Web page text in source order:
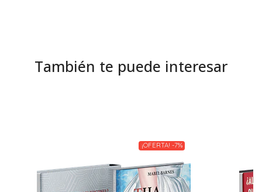
También te puede interesar
¡OFERTA! -7%